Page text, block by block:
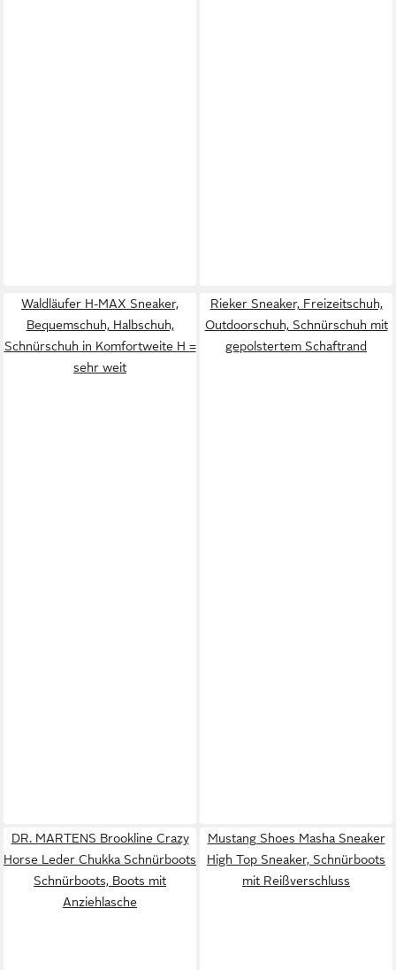
Waldläufer H-MAX Sneaker,
Bequemschuh, Halbschuh,
Schnürschuh in Komfortweite H =
sehr weit
Rieker Sneaker, Freizeitschuh,
Outdoorschuh, Schnürschuh mit
gepolstertem Schaftrand
DR. MARTENS Brookline Crazy
Horse Leder Chukka Schnürboots
Schnürboots, Boots mit
Anziehlasche
Mustang Shoes Masha Sneaker
High Top Sneaker, Schnürboots
mit Reißverschluss